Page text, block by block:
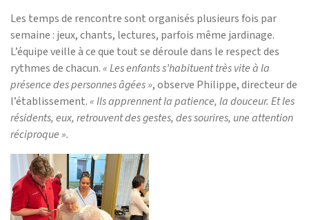
Les temps de rencontre sont organisés plusieurs fois par
semaine : jeux, chants, lectures, parfois même jardinage.
L’équipe veille à ce que tout se déroule dans le respect des
rythmes de chacun.« Les enfants s’habituent très vite à la
présence des personnes âgées », observe Philippe, directeur de
l’établissement.« Ils apprennent la patience, la douceur. Et les
résidents, eux, retrouvent des gestes, des sourires, une attention
réciproque ».